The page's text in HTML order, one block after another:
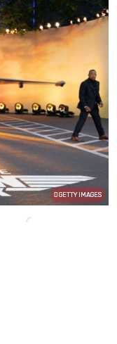
GETTY IMAGES